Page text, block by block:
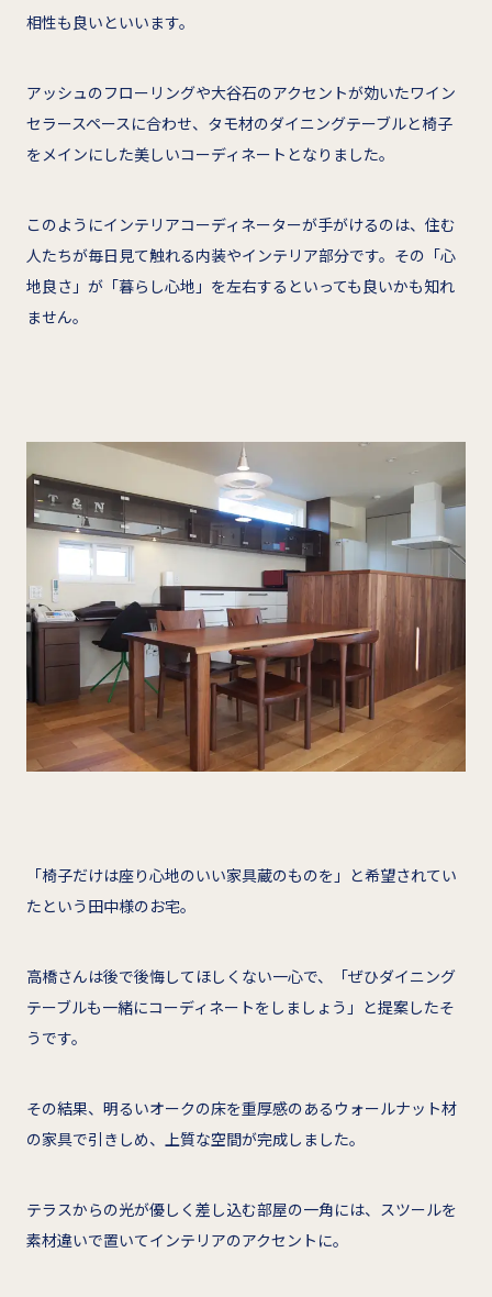
相性も良いといいます。
アッシュのフローリングや大谷石のアクセントが効いたワイン
セラースペースに合わせ、タモ材のダイニングテーブルと椅子
をメインにした美しいコーディネートとなりました。
このようにインテリアコーディネーターが手がけるのは、住む
人たちが毎日見て触れる内装やインテリア部分です。その「心
地良さ」が「暮らし心地」を左右するといっても良いかも知れ
ません。
「椅子だけは座り心地のいい家具蔵のものを」と希望されてい
たという田中様のお宅。
高橋さんは後で後悔してほしくない一心で、「ぜひダイニング
テーブルも一緒にコーディネートをしましょう」と提案したそ
うです。
その結果、明るいオークの床を重厚感のあるウォールナット材
の家具で引きしめ、上質な空間が完成しました。
テラスからの光が優しく差し込む部屋の一角には、スツールを
素材違いで置いてインテリアのアクセントに。